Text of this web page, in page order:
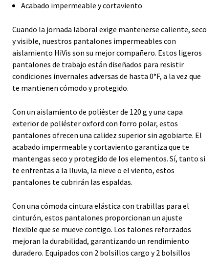
Acabado impermeable y cortaviento
Cuando la jornada laboral exige mantenerse caliente, seco
y visible, nuestros pantalones impermeables con
aislamiento HiVis son su mejor compañero. Estos ligeros
pantalones de trabajo están diseñados para resistir
condiciones invernales adversas de hasta 0°F, a la vez que
te mantienen cómodo y protegido.
Con un aislamiento de poliéster de 120 g y una capa
exterior de poliéster oxford con forro polar, estos
pantalones ofrecen una calidez superior sin agobiarte. El
acabado impermeable y cortaviento garantiza que te
mantengas seco y protegido de los elementos. Sí, tanto si
te enfrentas a la lluvia, la nieve o el viento, estos
pantalones te cubrirán las espaldas.
Con una cómoda cintura elástica con trabillas para el
cinturón, estos pantalones proporcionan un ajuste
flexible que se mueve contigo. Los talones reforzados
mejoran la durabilidad, garantizando un rendimiento
duradero. Equipados con 2 bolsillos cargo y 2 bolsillos